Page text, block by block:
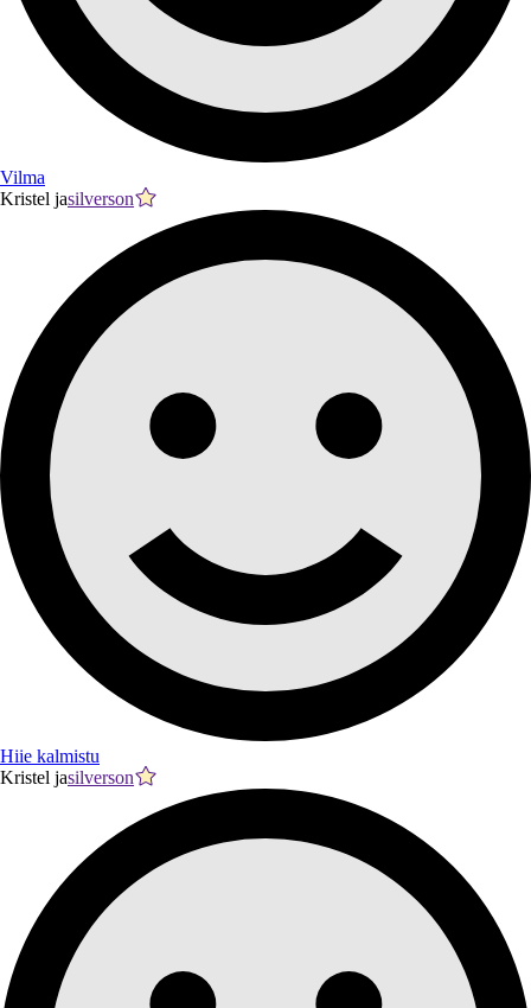
Vilma
Kristel jasilverson
Hiie kalmistu
Kristel jasilverson